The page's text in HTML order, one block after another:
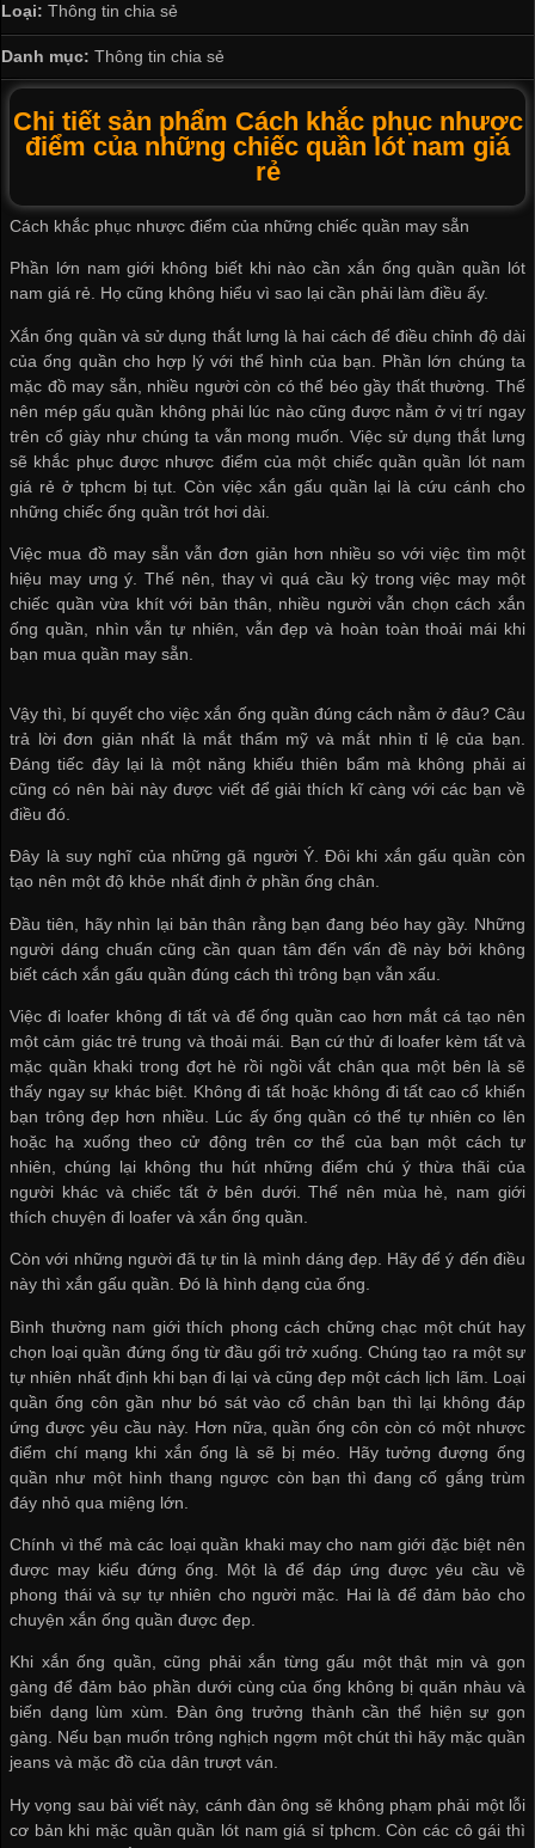
Loại: Thông tin chia sẻ
Danh mục: Thông tin chia sẻ
Chi tiết sản phẩm Cách khắc phục nhược
điểm của những chiếc quần lót nam giá
rẻ
Cách khắc phục nhược điểm của những chiếc quần may sẵn
Phần lớn nam giới không biết khi nào cần xắn ống quầnquần lót
nam giá rẻ. Họ cũng không hiểu vì sao lại cần phải làm điều ấy.
Xắn ống quần và sử dụng thắt lưng là hai cách để điều chỉnh độ dài
của ống quần cho hợp lý với thể hình của bạn. Phần lớn chúng ta
mặc đồ may sẵn, nhiều người còn có thể béo gầy thất thường. Thế
nên mép gấu quần không phải lúc nào cũng được nằm ở vị trí ngay
trên cổ giày như chúng ta vẫn mong muốn. Việc sử dụng thắt lưng
sẽ khắc phục được nhược điểm của một chiếc quầnquần lót nam
giá rẻ ở tphcm bị tụt. Còn việc xắn gấu quần lại là cứu cánh cho
những chiếc ống quần trót hơi dài.
Việc mua đồ may sẵn vẫn đơn giản hơn nhiều so với việc tìm một
hiệu may ưng ý. Thế nên, thay vì quá cầu kỳ trong việc may một
chiếc quần vừa khít với bản thân, nhiều người vẫn chọn cách xắn
ống quần, nhìn vẫn tự nhiên, vẫn đẹp và hoàn toàn thoải mái khi
bạn mua quần may sẵn.
Vậy thì, bí quyết cho việc xắn ống quần đúng cách nằm ở đâu? Câu
trả lời đơn giản nhất là mắt thẩm mỹ và mắt nhìn tỉ lệ của bạn.
Đáng tiếc đây lại là một năng khiếu thiên bẩm mà không phải ai
cũng có nên bài này được viết để giải thích kĩ càng với các bạn về
điều đó.
Đây là suy nghĩ của những gã người Ý. Đôi khi xắn gấu quần còn
tạo nên một độ khỏe nhất định ở phần ống chân.
Đầu tiên, hãy nhìn lại bản thân rằng bạn đang béo hay gầy. Những
người dáng chuẩn cũng cần quan tâm đến vấn đề này bởi không
biết cách xắn gấu quần đúng cách thì trông bạn vẫn xấu.
Việc đi loafer không đi tất và để ống quần cao hơn mắt cá tạo nên
một cảm giác trẻ trung và thoải mái. Bạn cứ thử đi loafer kèm tất và
mặc quần khaki trong đợt hè rồi ngồi vắt chân qua một bên là sẽ
thấy ngay sự khác biệt. Không đi tất hoặc không đi tất cao cổ khiến
bạn trông đẹp hơn nhiều. Lúc ấy ống quần có thể tự nhiên co lên
hoặc hạ xuống theo cử động trên cơ thể của bạn một cách tự
nhiên, chúng lại không thu hút những điểm chú ý thừa thãi của
người khác và chiếc tất ở bên dưới. Thế nên mùa hè, nam giới
thích chuyện đi loafer và xắn ống quần.
Còn với những người đã tự tin là mình dáng đẹp. Hãy để ý đến điều
này thì xắn gấu quần. Đó là hình dạng của ống.
Bình thường nam giới thích phong cách chững chạc một chút hay
chọn loại quần đứng ống từ đầu gối trở xuống. Chúng tạo ra một sự
tự nhiên nhất định khi bạn đi lại và cũng đẹp một cách lịch lãm. Loại
quần ống côn gần như bó sát vào cổ chân bạn thì lại không đáp
ứng được yêu cầu này. Hơn nữa, quần ống côn còn có một nhược
điểm chí mạng khi xắn ống là sẽ bị méo. Hãy tưởng đượng ống
quần như một hình thang ngược còn bạn thì đang cố gắng trùm
đáy nhỏ qua miệng lớn.
Chính vì thế mà các loại quần khaki may cho nam giới đặc biệt nên
được may kiểu đứng ống. Một là để đáp ứng được yêu cầu về
phong thái và sự tự nhiên cho người mặc. Hai là để đảm bảo cho
chuyện xắn ống quần được đẹp.
Khi xắn ống quần, cũng phải xắn từng gấu một thật mịn và gọn
gàng để đảm bảo phần dưới cùng của ống không bị quăn nhàu và
biến dạng lùm xùm. Đàn ông trưởng thành cần thể hiện sự gọn
gàng. Nếu bạn muốn trông nghịch ngợm một chút thì hãy mặc quần
jeans và mặc đồ của dân trượt ván.
Hy vọng sau bài viết này, cánh đàn ông sẽ không phạm phải một lỗi
cơ bản khi mặc quầnquần lót nam giá sỉ tphcm . Còn các cô gái thì